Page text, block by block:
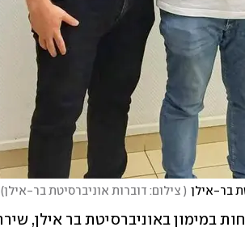
( צילום: דוברות אוניברסיטת בר-אילן)